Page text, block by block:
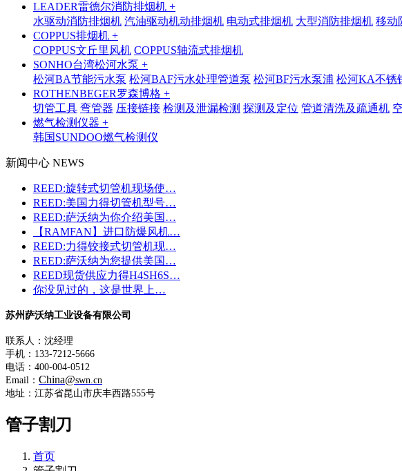
LEADER雷德尔消防排烟机 +
水驱动消防排烟机 汽油驱动机动排烟机 电动式排烟机 大型消防排烟机 移动
COPPUS排烟机 +
COPPUS文丘里风机 COPPUS轴流式排烟机
SONHO台湾松河水泵 +
松河BA节能污水泵 松河BAF污水处理管道泵 松河BF污水泵浦 松河KA不锈
ROTHENBEGER罗森博格 +
切管工具 弯管器 压接链接 检测及泄漏检测 探测及定位 管道清洗及疏通机
燃气检测仪器 +
韩国SUNDOO燃气检测仪
新闻中心 NEWS
REED:旋转式切管机现场使…
REED:美国力得切管机型号…
REED:萨沃纳为你介绍美国…
【RAMFAN】进口防爆风机…
REED:力得铰接式切管机现…
REED:萨沃纳为您提供美国…
REED现货供应力得H4SH6S…
你没见过的，这是世界上…
苏州萨沃纳工业设备有限公司
联系人：沈经理
手机：133-7212-5666
电话：400-004-0512
Email： China@swn.cn
地址：江苏省昆山市庆丰西路555号
管子割刀
首页